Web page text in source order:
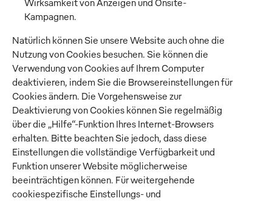
Wirksamkeit von Anzeigen und Onsite-
Kampagnen.
Natürlich können Sie unsere Website auch ohne die
Nutzung von Cookies besuchen. Sie können die
Verwendung von Cookies auf Ihrem Computer
deaktivieren, indem Sie die Browsereinstellungen für
Cookies ändern. Die Vorgehensweise zur
Deaktivierung von Cookies können Sie regelmäßig
über die „Hilfe“-Funktion Ihres Internet-Browsers
erhalten. Bitte beachten Sie jedoch, dass diese
Einstellungen die vollständige Verfügbarkeit und
Funktion unserer Website möglicherweise
beeinträchtigen können. Für weitergehende
cookiespezifische Einstellungs- und